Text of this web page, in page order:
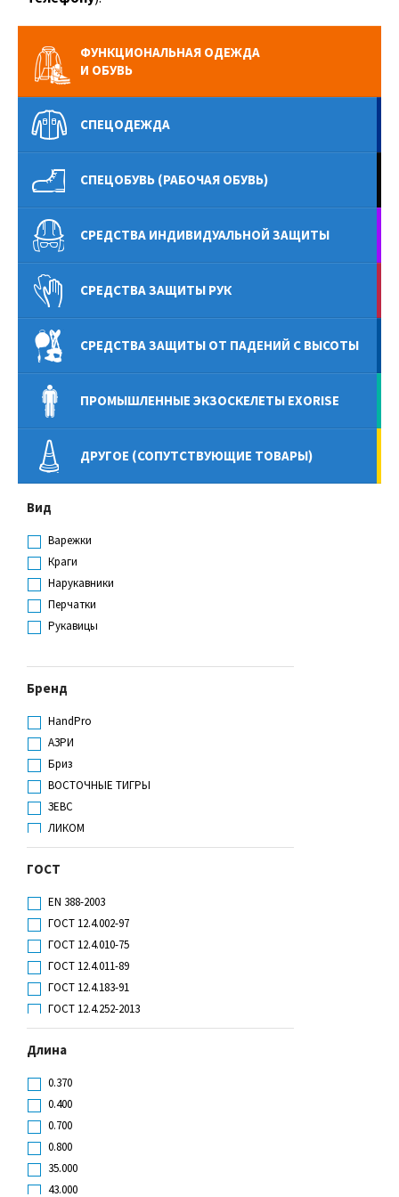
ФУНКЦИОНАЛЬНАЯ ОДЕЖДА
И ОБУВЬ
СПЕЦОДЕЖДА
СПЕЦОБУВЬ (РАБОЧАЯ ОБУВЬ)
СРЕДСТВА ИНДИВИДУАЛЬНОЙ ЗАЩИТЫ
СРЕДСТВА ЗАЩИТЫ РУК
СРЕДСТВА ЗАЩИТЫ ОТ ПАДЕНИЙ С ВЫСОТЫ
ПРОМЫШЛЕННЫЕ ЭКЗОСКЕЛЕТЫ EXORISE
ДРУГОЕ (СОПУТСТВУЮЩИЕ ТОВАРЫ)
Вид
Варежки
Краги
Нарукавники
Перчатки
Рукавицы
Бренд
HandPro
АЗРИ
Бриз
ВОСТОЧНЫЕ ТИГРЫ
ЗЕВС
ЛИКОМ
Мерион-спецодежда
ПАЛМА
ГОСТ
EN 388-2003
ГОСТ 12.4.002-97
ГОСТ 12.4.010-75
ГОСТ 12.4.011-89
ГОСТ 12.4.183-91
ГОСТ 12.4.252-2013
ГОСТ 12.4.252-2013, ГОСТ EN 40
ГОСТ 12.4.307-2016
Длина
0.370
0.400
0.700
0.800
35.000
43.000